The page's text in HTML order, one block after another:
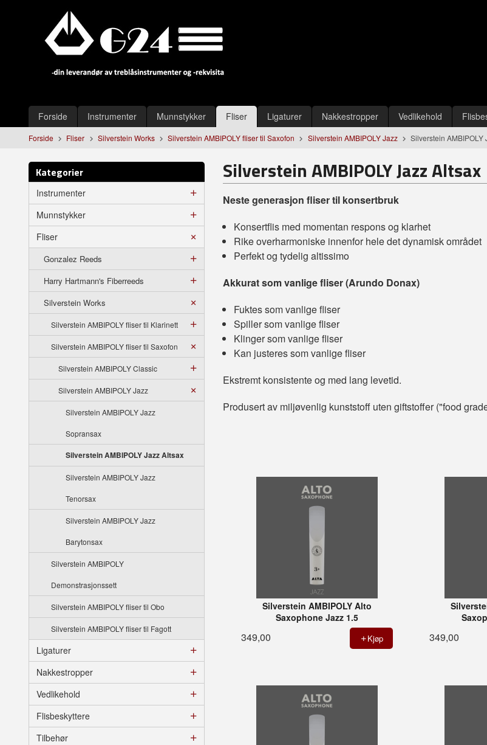
Produkter
Forside Instrumenter Munnstykker Fliser Ligaturer Nakkestropper Vedlikehold
Forside Fliser Silverstein Works Silverstein AMBIPOLY fliser til Saxofon Silverstein AMBIPOLY Jazz Silverstein AMBIPOLY
Kategorier
Instrumenter
Munnstykker
Fliser
Gonzalez Reeds
Harry Hartmann's Fiberreeds
Silverstein Works
Silverstein AMBIPOLY fliser til Klarinett
Silverstein AMBIPOLY fliser til Saxofon
Silverstein AMBIPOLY Classic
Silverstein AMBIPOLY Jazz
Silverstein AMBIPOLY Jazz
Sopransax
Silverstein AMBIPOLY Jazz Altsax
Silverstein AMBIPOLY Jazz
Tenorsax
Silverstein AMBIPOLY Jazz
Barytonsax
Silverstein AMBIPOLY
Demonstrasjonssett
Silverstein AMBIPOLY fliser til Obo
Silverstein AMBIPOLY fliser til Fagott
Ligaturer
Nakkestropper
Vedlikehold
Flisbeskyttere
Tilbehør
Silverstein AMBIPOLY Jazz Altsax
Neste generasjon fliser til konsertbruk
Konsertflis med momentan respons og klarhet
Rike overharmoniske innenfor hele det dynamisk området
Perfekt og tydelig altissimo
Akkurat som vanlige fliser (Arundo Donax)
Fuktes som vanlige fliser
Spiller som vanlige fliser
Klinger som vanlige fliser
Kan justeres som vanlige fliser
Ekstremt konsistente og med lang levetid.
Produsert av miljøvenlig kunststoff uten giftstoffer ("food
Silverstein AMBIPOLY Alto
Saxophone Jazz 1.5
349,00 Kjøp 349,00